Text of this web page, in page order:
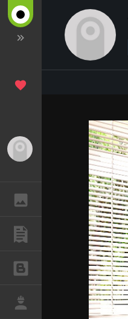
ПУБЛИКАЦИИ